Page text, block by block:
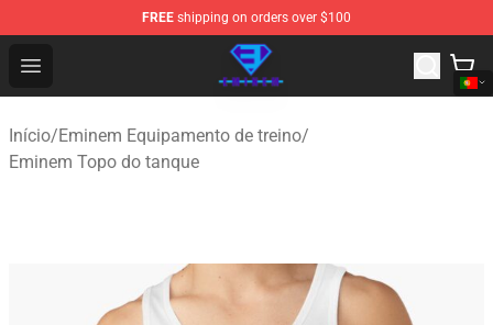
FREE shipping on orders over $100
Open menu
Eminem Store - Official Eminem Merchandise Shop
Início/Eminem Equipamento de treino/
Eminem Topo do tanque